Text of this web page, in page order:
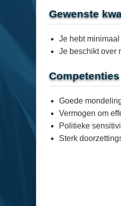
Gewenste
Je hebt
Je beschikt over
Competenties
Goede
Vermogen om
Politieke
Sterk